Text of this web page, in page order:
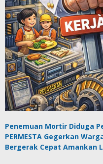
Penemuan Mortir Diduga
PERMESTA Gegerkan
Bergerak Cepat Amankan